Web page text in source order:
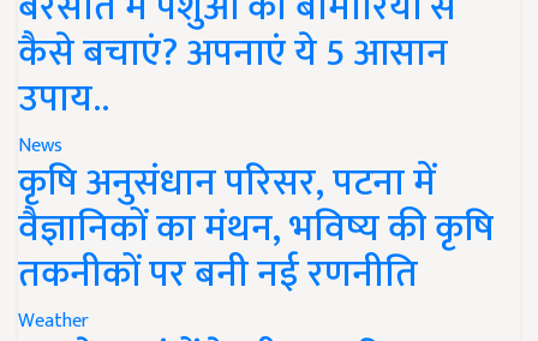
कैसे बचाएं? अपनाएं ये 5 आसान
उपाय..
News
कृषि अनुसंधान परिसर, पटना में
वैज्ञानिकों का मंथन, भविष्य की कृषि
तकनीकों पर बनी नई रणनीति
Weather